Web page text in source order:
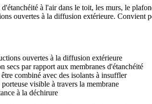
à l'air dans le toit, les murs, le
ouvertes à la diffusion extérieure. Convient
ouvertes à la diffusion extérieure
secs par rapport aux membranes d'étanchéité
combiné avec des isolants à insuffler
visible à travers la membrane
à la déchirure